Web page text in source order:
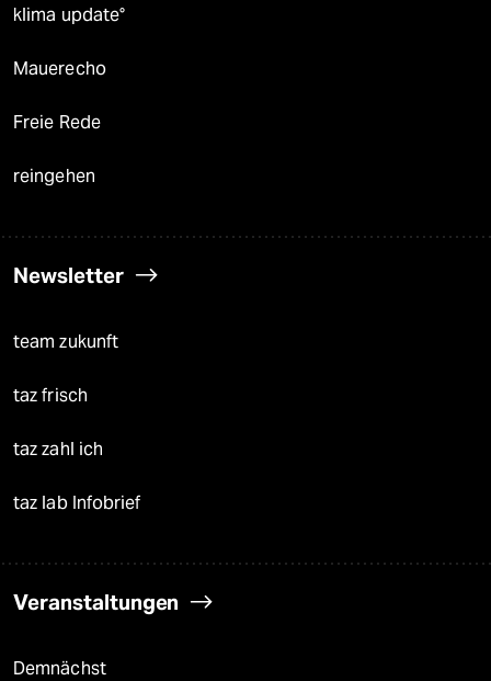
klima update°
Mauerecho
Freie Rede
reingehen
Newsletter
team zukunft
taz frisch
taz zahl ich
taz lab Infobrief
Veranstaltungen
Demnächst